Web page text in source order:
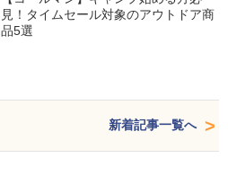
見！タイムセール対象のアウトドア商
品5選
新着記事一覧へ